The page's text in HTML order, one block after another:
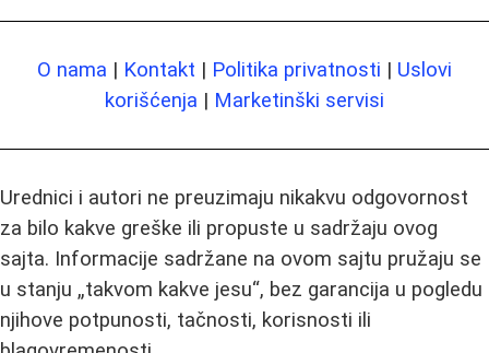
O nama | Kontakt | Politika privatnosti | Uslovi
korišćenja | Marketinški servisi
Urednici i autori ne preuzimaju nikakvu odgovornost
za bilo kakve greške ili propuste u sadržaju ovog
sajta. Informacije sadržane na ovom sajtu pružaju se
u stanju „takvom kakve jesu“, bez garancija u pogledu
njihove potpunosti, tačnosti, korisnosti ili